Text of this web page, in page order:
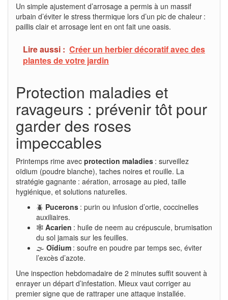
Un simple ajustement d’arrosage a permis à un massif
urbain d’éviter le stress thermique lors d’un pic de chaleur :
paillis clair et arrosage lent en ont fait une oasis.
Lire aussi : Créer un herbier décoratif avec des
plantes de votre jardin
Protection maladies et
ravageurs : prévenir tôt pour
garder des roses
impeccables
Printemps rime avec protection maladies : surveillez
oïdium (poudre blanche), taches noires et rouille. La
stratégie gagnante : aération, arrosage au pied, taille
hygiénique, et solutions naturelles.
🪲 Pucerons : purin ou infusion d’ortie, coccinelles
auxiliaires.
🕸️ Acarien : huile de neem au crépuscule, brumisation
du sol jamais sur les feuilles.
🌫️ Oïdium : soufre en poudre par temps sec, éviter
l’excès d’azote.
Une inspection hebdomadaire de 2 minutes suffit souvent à
enrayer un départ d’infestation. Mieux vaut corriger au
premier signe que de rattraper une attaque installée.